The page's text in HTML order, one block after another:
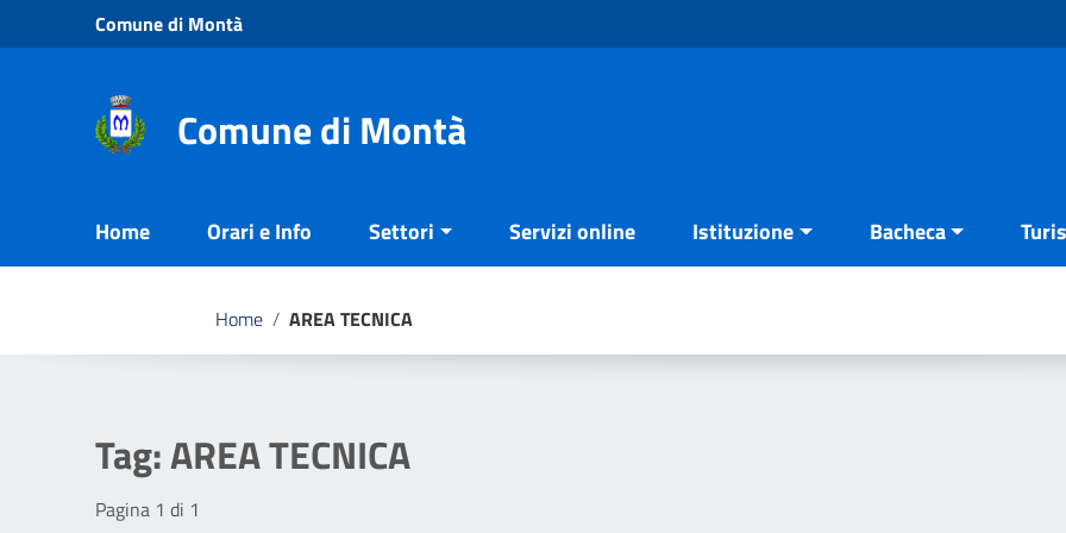
Vai ai contenuti
Vai al menu di navigazione
Comune di Montà
Comune di Montà
Home Orari e Info Settori Servizi online Istituzione Bacheca
Home / AREA TECNICA
Tag:AREA TECNICA
Pagina 1 di 1